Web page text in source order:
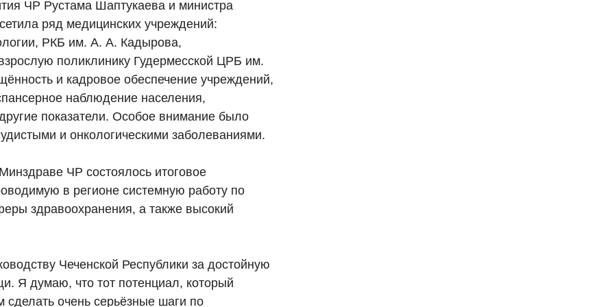
ЧР Рустама Шаптукаева и министра
ряд медицинских учреждений:
РКБ им. А. А. Кадырова,
поликлинику Гудермесской ЦРБ им.
и кадровое обеспечение учреждений,
наблюдение населения,
показатели. Особое внимание было
и онкологическими заболеваниями.
ЧР состоялось итоговое
в регионе системную работу по
здравоохранения, а также высокий
Чеченской Республики за достойную
Я думаю, что тот потенциал, который
сделать очень серьёзные шаги по